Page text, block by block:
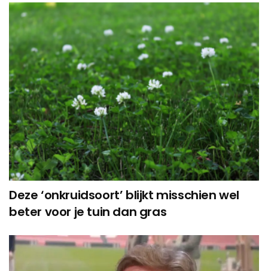
Deze ‘onkruidsoort’ blijkt misschien wel
beter voor je tuin dan gras